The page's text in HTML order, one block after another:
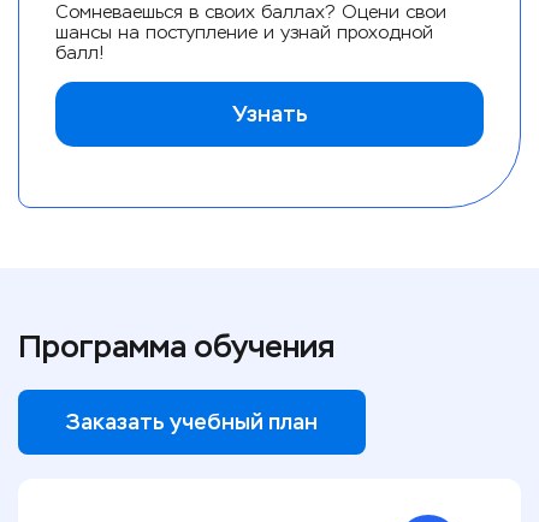
Сомневаешься в своих баллах? Оцени свои
шансы на поступление и узнай проходной
балл!
Узнать
Программа обучения
Заказать учебный план